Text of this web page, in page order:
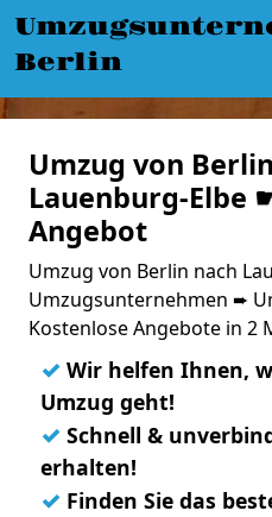
Berlin
Umzug von
Lauenburg-Elbe
Angebot
Umzug von Berlin nach
Umzugsunternehmen ➨
Kostenlose Angebote in 2
✓ Wir helfen Ihnen,
Umzug geht!
✓ Schnell &
erhalten!
✓ Finden Sie das